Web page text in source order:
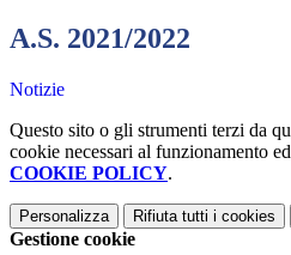
A.S. 2021/2022
Notizie
Questo sito o gli strumenti terzi da
cookie necessari al funzionamento
COOKIE POLICY.
Personalizza Rifiuta tutti i cookies
Gestione cookie